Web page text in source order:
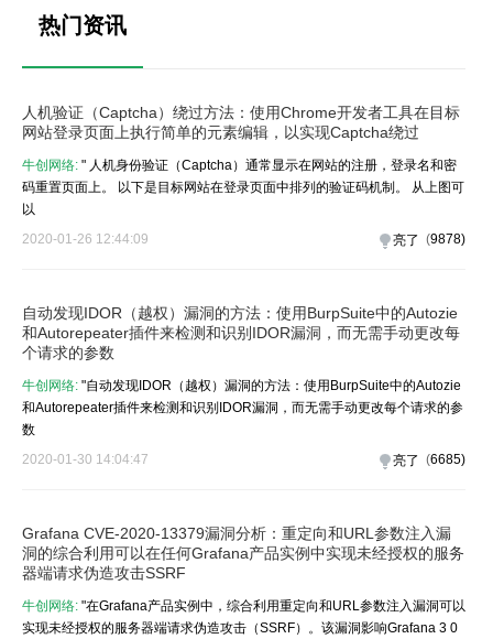
热门资讯
人机验证（Captcha）绕过方法：使用Chrome开发者工具在目标
网站登录页面上执行简单的元素编辑，以实现Captcha绕过
牛创网络: " 人机身份验证（Captcha）通常显示在网站的注册，登录名和密
码重置页面上。 以下是目标网站在登录页面中排列的验证码机制。 从上图可
以
2020-01-26 12:44:09
)
9878
(
亮了
自动发现IDOR（越权）漏洞的方法：使用BurpSuite中的Autozie
和Autorepeater插件来检测和识别IDOR漏洞，而无需手动更改每
个请求的参数
牛创网络: "自动发现IDOR（越权）漏洞的方法：使用BurpSuite中的Autozie
和Autorepeater插件来检测和识别IDOR漏洞，而无需手动更改每个请求的参
数
2020-01-30 14:04:47
)
6685
(
亮了
Grafana CVE-2020-13379漏洞分析：重定向和URL参数注入漏
洞的综合利用可以在任何Grafana产品实例中实现未经授权的服务
器端请求伪造攻击SSRF
牛创网络: "在Grafana产品实例中，综合利用重定向和URL参数注入漏洞可以
实现未经授权的服务器端请求伪造攻击（SSRF）。该漏洞影响Grafana 3 0